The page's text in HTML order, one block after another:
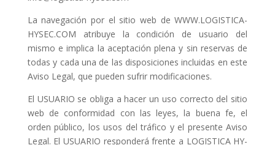
La navegación por el sitio web de WWW.LOGISTICA-
HYSEC.COM atribuye la condición de usuario del
mismo e implica la aceptación plena y sin reservas de
todas y cada una de las disposiciones incluidas en este
Aviso Legal, que pueden sufrir modificaciones.
El USUARIO se obliga a hacer un uso correcto del sitio
web de conformidad con las leyes, la buena fe, el
orden público, los usos del tráfico y el presente Aviso
Legal. El USUARIO responderá frente a LOGISTICA HY-